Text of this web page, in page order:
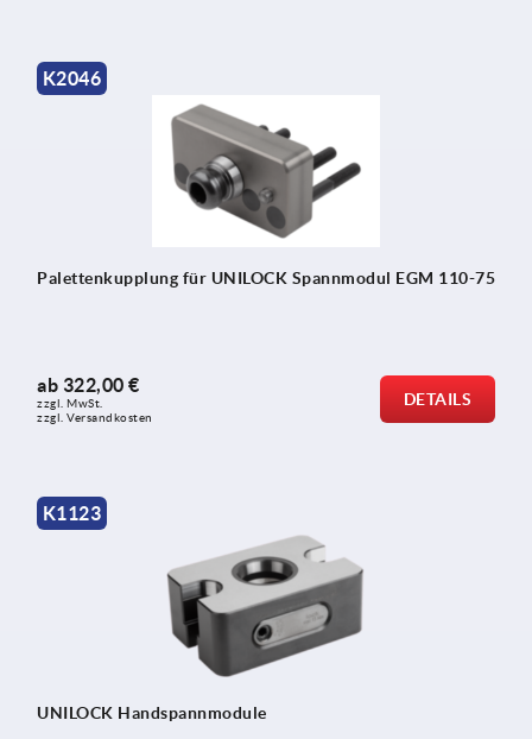
K2046
Palettenkupplung für UNILOCK Spannmodul EGM 110-75
ab 322,00 €
zzgl. MwSt.
zzgl. Versandkosten
DETAILS
K1123
UNILOCK Handspannmodule